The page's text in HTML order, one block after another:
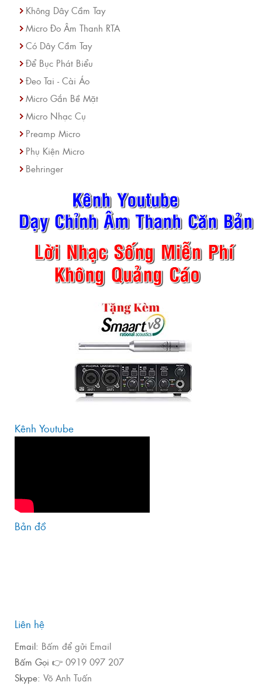
Không Dây Cầm Tay
Micro Đo Âm Thanh RTA
Có Dây Cầm Tay
Để Bục Phát Biểu
Đeo Tai - Cài Áo
Micro Gắn Bề Mặt
Micro Nhạc Cụ
Preamp Micro
Phụ Kiện Micro
Behringer
Kênh Youtube
Bản đồ
Liên hệ
Email: Bấm để gửi Email
Bấm Gọi 👉 0919 097 207
Skype: Võ Anh Tuấn